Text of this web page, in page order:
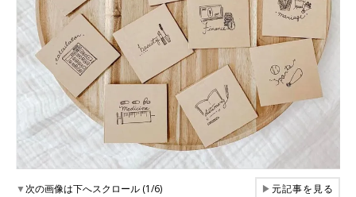
▼次の画像は下へスクロール (1/6) ▶元記事を見る